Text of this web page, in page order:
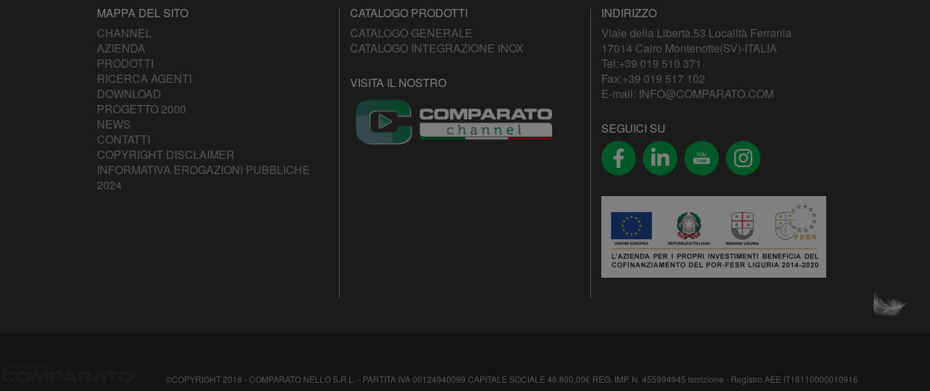
MAPPA DEL SITO
CHANNEL
AZIENDA
PRODOTTI
RICERCA AGENTI
DOWNLOAD
PROGETTO 2000
NEWS
CONTATTI
COPYRIGHT DISCLAIMER
INFORMATIVA EROGAZIONI PUBBLICHE
2024
CATALOGO PRODOTTI
CATALOGO GENERALE
CATALOGO INTEGRAZIONE INOX
VISITA IL NOSTRO
INDIRIZZO
Viale della Libertà,53 Località Ferrania
17014 Cairo Montenotte(SV)-ITALIA
Tel:+39 019 510 371
Fax:+39 019 517 102
E-mail: INFO@COMPARATO.COM
SEGUICI SU
YOU
TUBE
©COPYRIGHT 2018 - COMPARATO NELLO S.R.L. - PARTITA IVA 00124940099 CAPITALE SOCIALE 46.800,00€ REG. IMP. N. 455994945 Iscrizione - Registro AEE IT18110000010916